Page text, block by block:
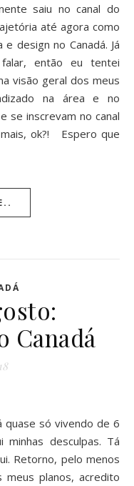
até agora como
design no Canadá. Já
então eu tentei
visão geral dos meus
na área e no
se inscrevam no canal
ok?! Espero que
Canadá
desculpas. Tá
Retorno, pelo menos
planos, acredito